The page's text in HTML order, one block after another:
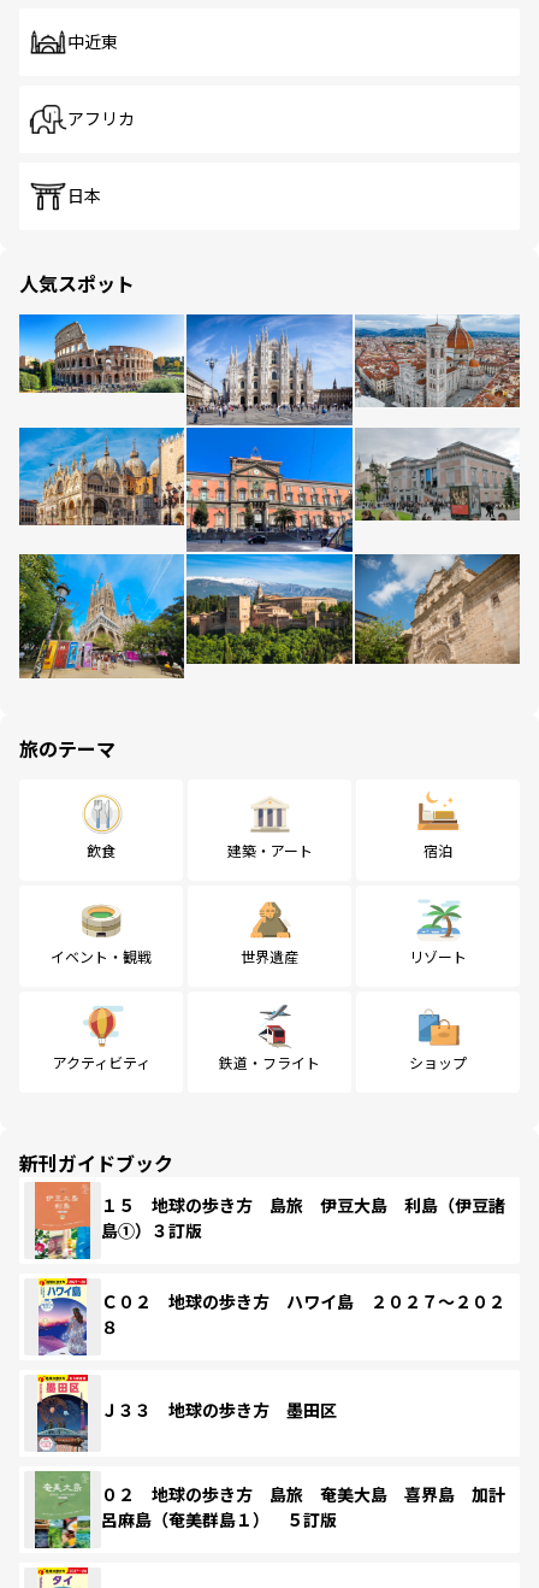
中近東
アフリカ
日本
人気スポット
旅のテーマ
飲食 建築・アート 宿泊
イベント・観戦 世界遺産 リゾート
アクティビティ 鉄道・フライト ショップ
新刊ガイドブック
１５ 地球の歩き方 島旅 伊豆大島 利島（伊豆諸
島①）３訂版
Ｃ０２ 地球の歩き方 ハワイ島 ２０２７～２０２
８
Ｊ３３ 地球の歩き方 墨田区
０２ 地球の歩き方 島旅 奄美大島 喜界島 加計
呂麻島（奄美群島１） ５訂版